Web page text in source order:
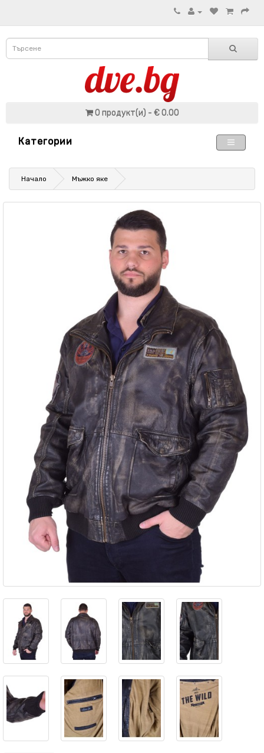
0 продукт(и) - € 0.00
Категории
Начало Мъжко яке